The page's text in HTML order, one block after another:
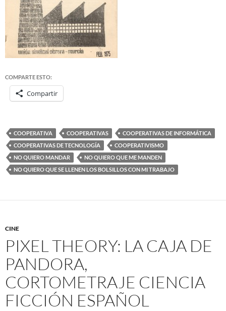
COMPARTE ESTO:
Compartir
COOPERATIVA COOPERATIVAS
COOPERATIVAS DE INFORMÁTICA
COOPERATIVAS DE TECNOLOGÍA
COOPERATIVISMO
NO QUIERO MANDAR
NO QUIERO QUE ME MANDEN
NO QUIERO QUE SE LLENEN LOS BOLSILLOS CON MI TRABAJO
CINE
PIXEL THEORY: LA CAJA DE
PANDORA,
CORTOMETRAJE CIENCIA
FICCIÓN ESPAÑOL